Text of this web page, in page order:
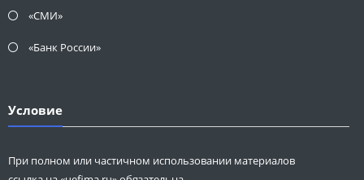
«СМИ»
«Банк России»
Условие
При полном или частичном использовании материалов